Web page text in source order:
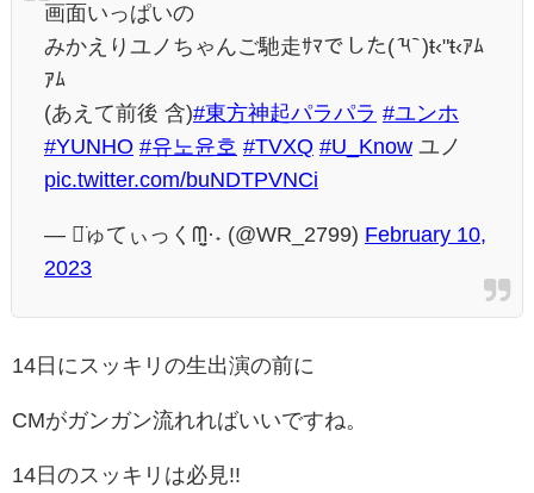
画面いっぱいの
みかえりユノちゃんご馳走ｻﾏでした( ᷇༥ ᷆ )ŧ‹"ŧ‹ｱﾑ
ｱﾑ
(あえて前後 含)#東方神起パラパラ #ユンホ
#YUNHO #유노윤호 #TVXQ #U_Know ユノ
pic.twitter.com/buNDTPVNCi
— し̈ゅてぃっくᗰ̤̮·˖ (@WR_2799) February 10,
2023
14日にスッキリの生出演の前に
CMがガンガン流れればいいですね。
14日のスッキリは必見!!